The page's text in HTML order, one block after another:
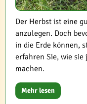
Der Herbst ist eine
anzulegen. Doch
in die Erde können,
erfahren Sie, wie sie
machen.
Mehr lesen